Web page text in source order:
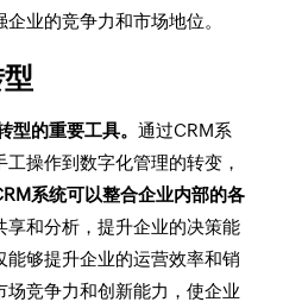
业的竞争力和市场地位。
型的重要工具。通过CRM系
操作到数字化管理的转变，
系统可以整合企业内部的各
享和分析，提升企业的决策能
够提升企业的运营效率和销
竞争力和创新能力，使企业